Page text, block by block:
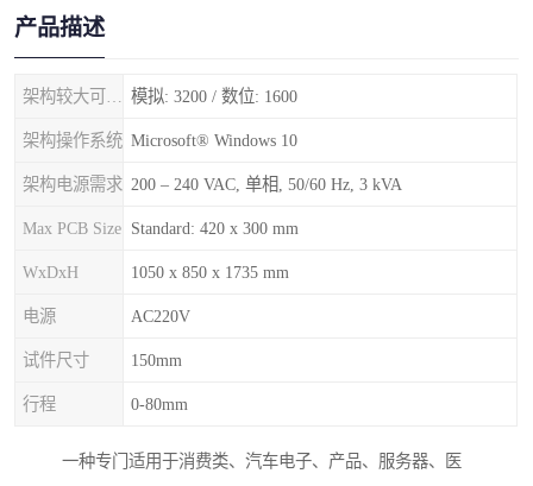
产品描述
模拟: 3200 / 数位: 1600
架构操作系统 Microsoft® Windows 10
架构电源需求 200 – 240 VAC, 单相, 50/60 Hz, 3 kVA
Max PCB Size Standard: 420 x 300 mm
WxDxH 1050 x 850 x 1735 mm
电源 AC220V
试件尺寸 150mm
行程 0-80mm
一种专门适用于消费类、汽车电子、产品、服务器、医